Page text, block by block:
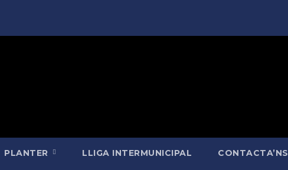
PLANTER LLIGA INTERMUNICIPAL CONTACTA’NS